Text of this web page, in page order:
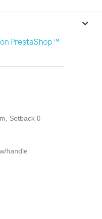
Setback 0
handle
keyboard_arrow_down
PrestaShop™